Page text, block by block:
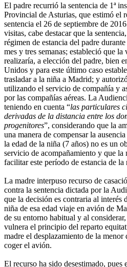
El padre recurrió la sentencia de 1ª
Provincial de Asturias, que estimó el
sentencia el 26 de septiembre de
visitas, cabe destacar que la
régimen de estancia del padre
mes y tres semanas; estableció que
realizaría, a elección del padre, bien
Unidos y para este último caso
trasladar a la niña a Madrid; y
utilizando el servicio de compañía y
por las compañías aéreas. La
teniendo en cuenta “las particulares
derivadas de la distancia entre los
progenitores”, considerando que la
una manera de compensar la
la edad de la niña (7 años) no es un
servicio de acompañamiento y que la
facilitar este período de estancia de la
La madre interpuso recurso de
contra la sentencia dictada por la
que la decisión es contraria al interés
niña de esa edad viaje en avión de
de su entorno habitual y al
vulnera el principio del reparto
madre el desplazamiento de la
coger el avión.
El recurso ha sido desestimado,